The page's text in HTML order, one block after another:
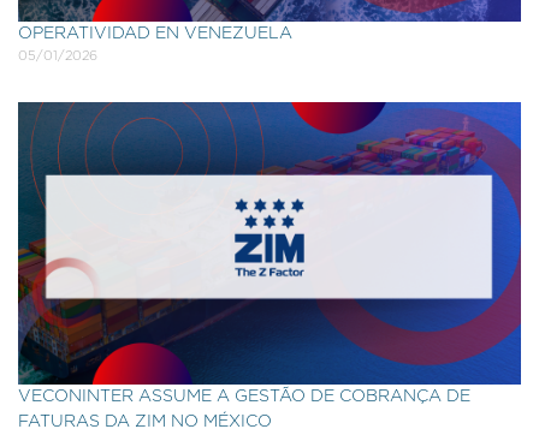
OPERATIVIDAD EN VENEZUELA
05/01/2026
VECONINTER ASSUME A GESTÃO DE COBRANÇA DE
FATURAS DA ZIM NO MÉXICO